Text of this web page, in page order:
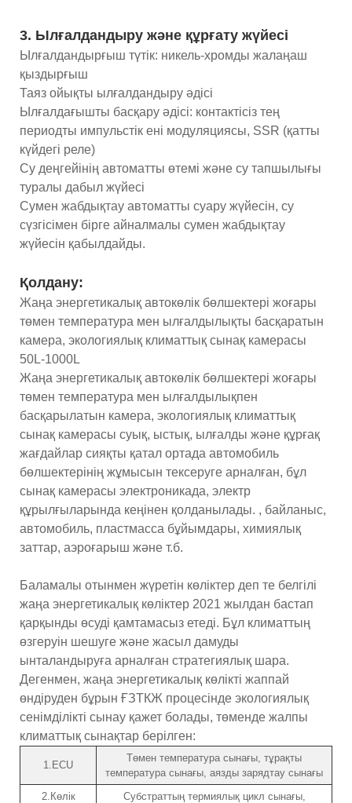
3. Ылғалдандыру және құрғату жүйесі
Ылғалдандырғыш түтік: никель-хромды жалаңаш
қыздырғыш
Таяз ойықты ылғалдандыру әдісі
Ылғалдағышты басқару әдісі: контактісіз тең
периодты импульстік ені модуляциясы, SSR (қатты
күйдегі реле)
Су деңгейінің автоматты өтемі және су тапшылығы
туралы дабыл жүйесі
Сумен жабдықтау автоматты суару жүйесін, су
сүзгісімен бірге айналмалы сумен жабдықтау
жүйесін қабылдайды.
Қолдану:
Жаңа энергетикалық автокөлік бөлшектері жоғары
төмен температура мен ылғалдылықты басқаратын
камера, экологиялық климаттық сынақ камерасы
50L-1000L
Жаңа энергетикалық автокөлік бөлшектері жоғары
төмен температура мен ылғалдылықпен
басқарылатын камера, экологиялық климаттық
сынақ камерасы суық, ыстық, ылғалды және құрғақ
жағдайлар сияқты қатал ортада автомобиль
бөлшектерінің жұмысын тексеруге арналған, бұл
сынақ камерасы электроникада, электр
құрылғыларында кеңінен қолданылады. , байланыс,
автомобиль, пластмасса бұйымдары, химиялық
заттар, аэроғарыш және т.б.
Баламалы отынмен жүретін көліктер деп те белгілі
жаңа энергетикалық көліктер 2021 жылдан бастап
қарқынды өсуді қамтамасыз етеді. Бұл климаттың
өзгеруін шешуге және жасыл дамуды
ынталандыруға арналған стратегиялық шара.
Дегенмен, жаңа энергетикалық көлікті жаппай
өндіруден бұрын ҒЗТКЖ процесінде экологиялық
сенімділікті сынау қажет болады, төменде жалпы
климаттық сынақтар берілген:
1.ECU
Төмен температура сынағы, тұрақты
температура сынағы, аязды зарядтау сынағы
2.Көлік
Субстраттың термиялық цикл сынағы,